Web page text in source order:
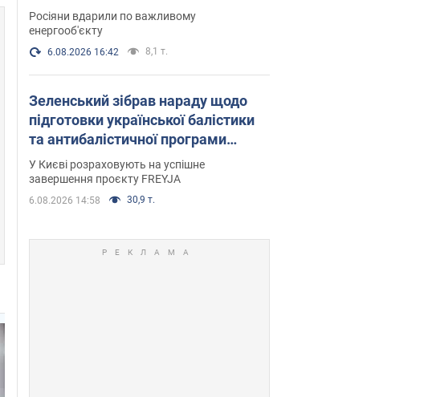
енергосистемі 6 серпня
Росіяни вдарили по важливому
енергооб'єкту
6.08.2026 16:42 8,1 т.
Зеленський зібрав нараду щодо
підготовки української балістики
та антибалістичної програми
FREYJA: які рішення готуються
У Києві розраховують на успішне
завершення проєкту FREYJA
6.08.2026 14:58 30,9 т.